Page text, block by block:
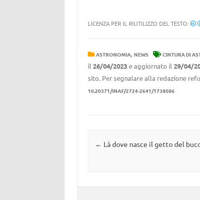
LICENZA PER IL RIUTILIZZO DEL TESTO:
ASTRONOMIA, NEWS CINTURA DI
il 26/04/2023e aggiornato il 29/04/
sito. Per segnalare alla redazione
10.20371/INAF/2724-2641/1738086
Navigazione articolo
← Là dove nasce il getto del